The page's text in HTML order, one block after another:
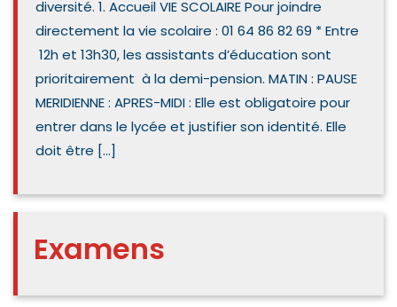
diversité. 1. Accueil VIE SCOLAIRE Pour joindre
directement la vie scolaire : 01 64 86 82 69 * Entre
12h et 13h30, les assistants d’éducation sont
prioritairement à la demi-pension. MATIN : PAUSE
MERIDIENNE : APRES-MIDI : Elle est obligatoire pour
entrer dans le lycée et justifier son identité. Elle
doit être […]
Examens